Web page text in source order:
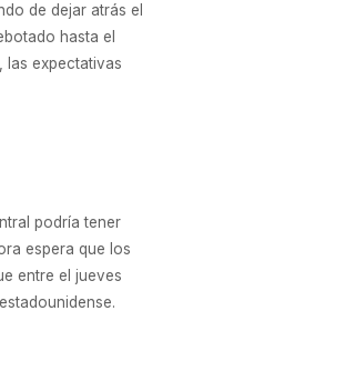
de dejar atrás el
hasta el
las expectativas
podría tener
espera que los
entre el jueves